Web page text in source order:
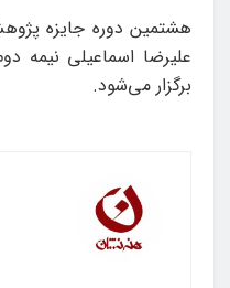
هشتمین دوره جایزه
علیرضا اسماعیلی نیمه
برگزار می‌شود.